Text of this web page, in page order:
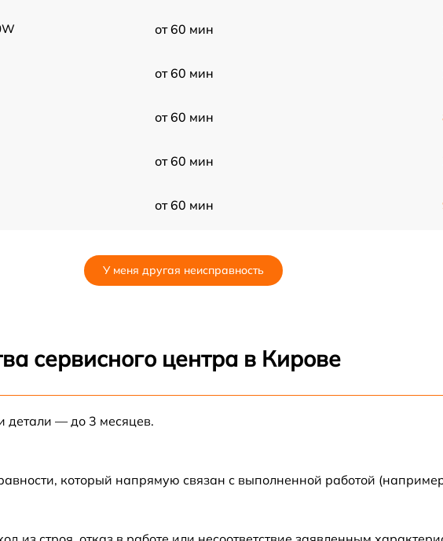
от 60 мин
от 60 мин
от 60 мин
от 60 мин
от 60 мин
У меня другая неисправность
сервисного центра в Кирове
детали — до 3 месяцев.
который напрямую связан с выполненной работой